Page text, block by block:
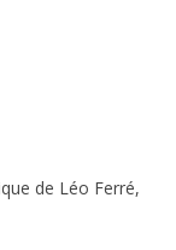
de Léo Ferré,